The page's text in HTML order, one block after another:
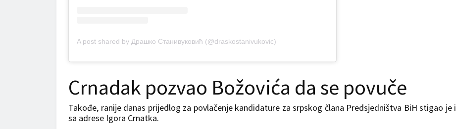
A post shared by Драшко Станивуковић (@draskostanivukovic)
Crnadak pozvao Božovića da se povuče
Takođe, ranije danas prijedlog za povlačenje kandidature za srpskog člana Predsjedništva BiH stigao je i
sa adrese Igora Crnatka.